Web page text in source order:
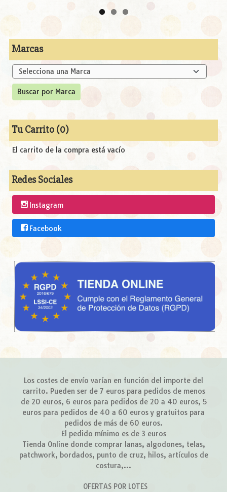
Marcas
Tu Carrito (0)
El carrito de la compra está vacío
Redes Sociales
Instagram
Facebook
Los costes de envío varían en función del importe del
carrito. Pueden ser de 7 euros para pedidos de menos
de 20 euros, 6 euros para pedidos de 20 a 40 euros, 5
euros para pedidos de 40 a 60 euros y gratuitos para
pedidos de más de 60 euros.
El pedido mínimo es de 3 euros
Tienda Online donde comprar lanas, algodones, telas,
patchwork, bordados, punto de cruz, hilos, artículos de
costura,...
OFERTAS POR LOTES